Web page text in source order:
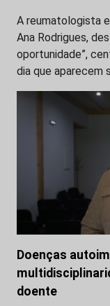
A reumatologista
Ana Rodrigues,
oportunidade”,
dia que aparecem
Doenças
doente